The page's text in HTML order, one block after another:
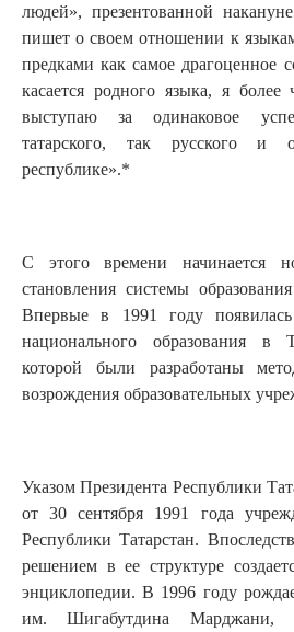
людей», презентованной
пишет о своем отношении к
предками как самое драгоценное
касается родного языка, я более
выступаю за одинаковое
татарского, так русского и
республике».*
С этого времени начинается
становления системы
Впервые в 1991 году
национального образования в
которой были разработаны
возрождения образовательных
Указом Президента Республики
от 30 сентября 1991 года
Республики Татарстан.
решением в ее структуре
энциклопедии. В 1996 году
им. Шигабутдина Марджани,